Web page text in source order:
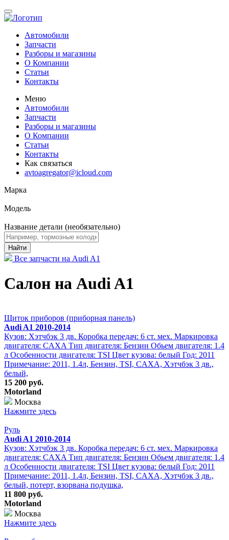
Автомобили
Запчасти
Разборы и магазины
О Компании
Статьи
Контакты
Меню
Автомобили
Запчасти
Разборы и магазины
О Компании
Статьи
Контакты
Как связаться
avtoagregator@icloud.com
Марка
Модель
Название детали (необязательно)
Найти
Все запчасти на Audi A1
Салон на Audi A1
Щиток приборов (приборная панель)
Audi A1 2010-2014
Кузов: Хэтчбэк 3 дв. Коробка передач: 6 ст. мех. Маркировка
двигателя: CAXA Тип двигателя: Бензин Обьем двигателя: 1.4
л Особенности двигателя: TSI Цвет кузова: белый Год: 2011
Примечание: 2011, 1.4л, Бензин, TSI, CAXA, Хэтчбэк 3 дв.,
белый,
15 200 руб.
Motorland
Москва
Нажмите здесь
Руль
Audi A1 2010-2014
Кузов: Хэтчбэк 3 дв. Коробка передач: 6 ст. мех. Маркировка
двигателя: CAXA Тип двигателя: Бензин Обьем двигателя: 1.4
л Особенности двигателя: TSI Цвет кузова: белый Год: 2011
Примечание: 2011, 1.4л, Бензин, TSI, CAXA, Хэтчбэк 3 дв.,
белый, потерт, взорвана подушка,
11 800 руб.
Motorland
Москва
Нажмите здесь